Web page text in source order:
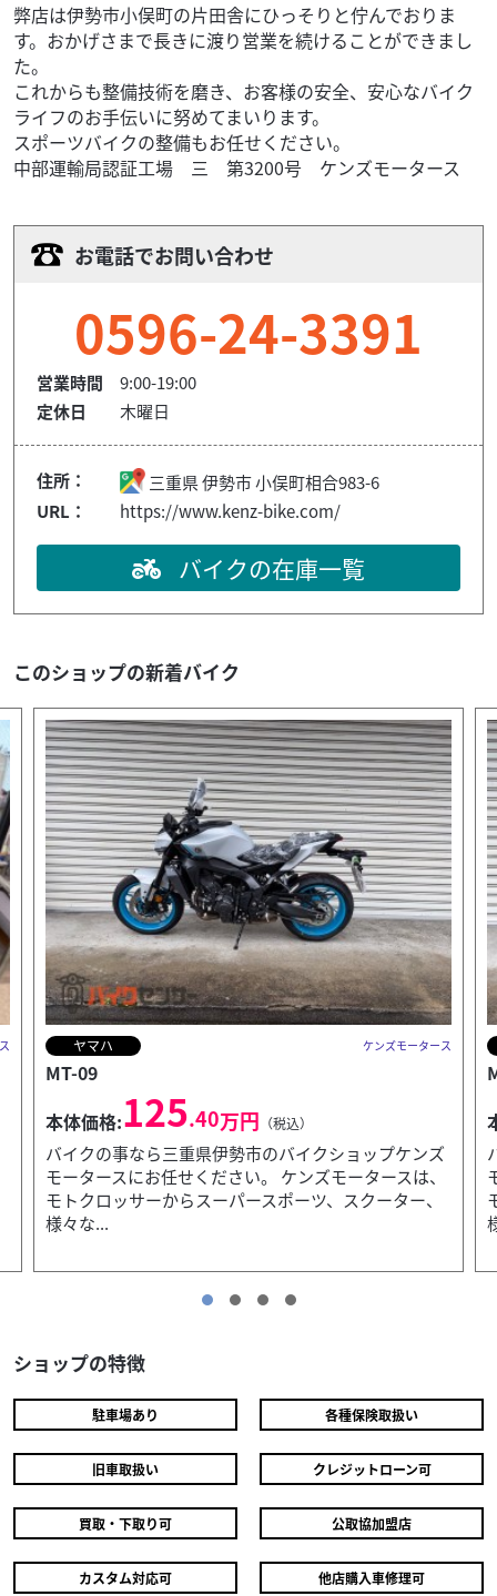
弊店は伊勢市小俣町の片田舎にひっそりと佇んでおりま
す。おかげさまで長きに渡り営業を続けることができまし
た。
これからも整備技術を磨き、お客様の安全、安心なバイク
ライフのお手伝いに努めてまいります。
スポーツバイクの整備もお任せください。
中部運輸局認証工場 三 第3200号 ケンズモータース
お電話でお問い合わせ
0596-24-3391
営業時間
9:00-19:00
定休日
木曜日
住所： 三重県伊勢市小俣町相合983-6
URL：
https://www.kenz-bike.com/
バイクの在庫一覧
このショップの新着バイク
ース ヤマハ ケンズモータース
MT-09 SP
本体価格:144.10万円（税込）
バイクの事なら三重県伊勢市のバイクショップケンズ
モータースにお任せください。 ケンズモータースは、
モトクロッサーからスーパースポーツ、スクーター、
様々な...
ショップの特徴
駐車場あり 各種保険取扱い
旧車取扱い クレジットローン可
買取・下取り可 公取協加盟店
カスタム対応可 他店購入車修理可